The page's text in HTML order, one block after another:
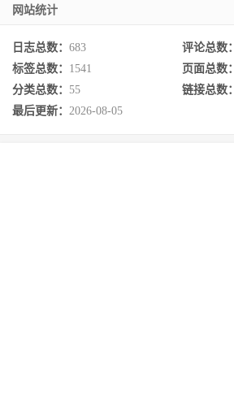
网站统计
日志总数： 683 评论总数：
标签总数： 1541 页面总数：
分类总数： 55 链接总数：
最后更新： 2026-08-05